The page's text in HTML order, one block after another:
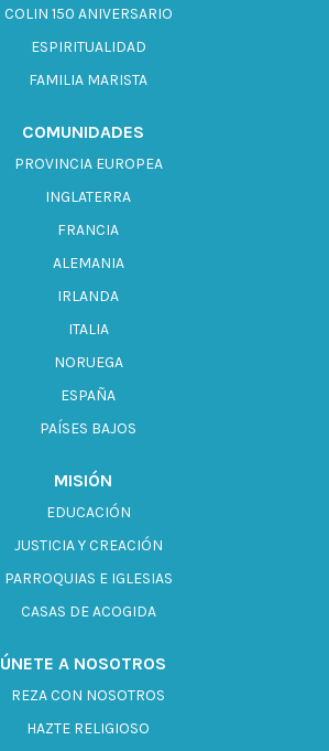
COLIN 150 ANIVERSARIO
ESPIRITUALIDAD
FAMILIA MARISTA
COMUNIDADES
PROVINCIA EUROPEA
INGLATERRA
FRANCIA
ALEMANIA
IRLANDA
ITALIA
NORUEGA
ESPAÑA
PAÍSES BAJOS
MISIÓN
EDUCACIÓN
JUSTICIA Y CREACIÓN
PARROQUIAS E IGLESIAS
CASAS DE ACOGIDA
ÚNETE A NOSOTROS
REZA CON NOSOTROS
HAZTE RELIGIOSO